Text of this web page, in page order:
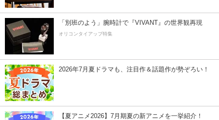
「別班のよう」腕時計で『VIVANT』の世界観再現
オリコンタイアップ特集
2026年7月夏ドラマも、注目作＆話題作が勢ぞろい！
【夏アニメ2026】7月期夏の新アニメを一挙紹介！